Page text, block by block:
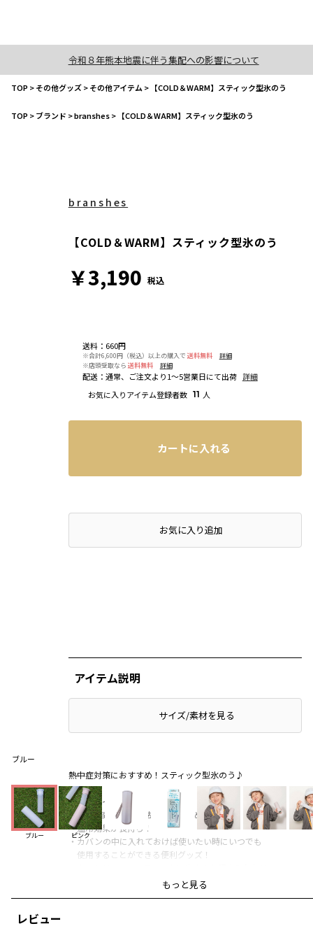
令和８年熊本地震に伴う集配への影響について
TOP>その他グッズ>その他アイテム > 【COLD＆WARM】スティック型氷のう
TOP>ブランド >branshes> 【COLD＆WARM】スティック型氷のう
ブルー
ブルー ピンク
レビュー
送料： 660円
※合計6,600円（税込）以上の購入で 送料無料
詳細
※店頭受取なら 送料無料 詳細
配送： 通常、ご注文より1～5営業日にて出荷 詳細
お気に入りアイテム登録者数 11 人
branshes
【COLD＆WARM】スティック型氷のう
￥3,190 税込
カートに入れる
店頭在庫を確認するお気に入り追加
アイテム説明
サイズ/素材を見る
熱中症対策におすすめ！スティック型氷のう♪
■商品ポイント
・「温冷両用」で魔法瓶構造のため
温冷効果が長持ち！
・カバンの中に入れておけば使いたい時にいつでも
使用することができる便利グッズ！
いつでもカンタンに使用できます
もっと見る